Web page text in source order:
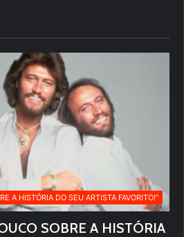
A HISTÓRIA DO SEU ARTISTA FAVORITO!”
SOBRE A HISTÓRIA